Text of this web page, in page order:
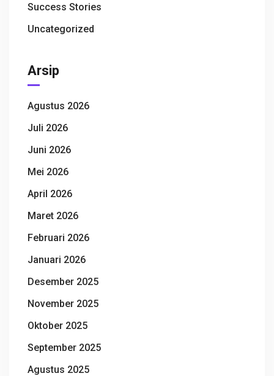
Success Stories
Uncategorized
Arsip
Agustus 2026
Juli 2026
Juni 2026
Mei 2026
April 2026
Maret 2026
Februari 2026
Januari 2026
Desember 2025
November 2025
Oktober 2025
September 2025
Agustus 2025